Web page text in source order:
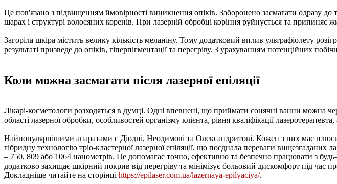
Це пов'язано з підвищенням ймовірності виникнення опіків. Заборонено засмагати одразу
шарах і структурі волосяних коренів. При лазерній обробці коріння руйнується та припиняє
Загоріла шкіра містить велику кількість меланіну. Тому додатковий вплив ультрафіолету
результаті призведе до опіків, гіперпігментації та перегріву. З урахуванням потенційних
Коли можна засмагати після лазерної епіляції
Лікарі-косметологи розходяться в думці. Одні впевнені, що приймати сонячні ванни можна
області лазерної обробки, особливостей організму клієнта, рівня кваліфікації
Найпопулярнішими апаратами є Діодні, Неодимові та Олександритові. Кожен з них має
гібридну технологію тріо-кластерної лазерної епіляції, що поєднала переваги вищезгаданих
– 750, 809 або 1064 нанометрів. Це допомагає точно, ефективно та безпечно працювати з
додатково захищає шкірний покрив від перегріву та мінімізує больовий дискомфорт під час
Докладніше читайте на сторінці https://epilaser.com.ua/lazernaya-epilyaciya/.